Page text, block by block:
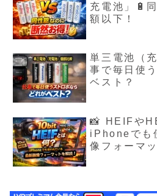
充電池」🔋
額以下！
単三電池（
事で毎日使
ベスト？
📸 HEIFや
iPhoneでも
像フォーマ